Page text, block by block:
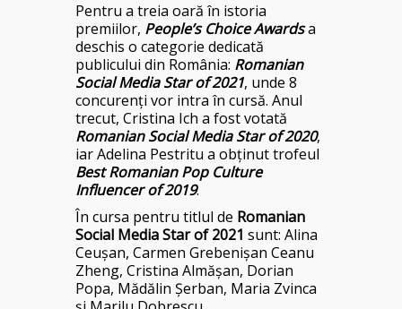
Pentru a treia oară în istoria
premiilor, People’s Choice Awardsa
deschis o categorie dedicată
publicului din România: Romanian
Social Media Star of 2021, unde 8
concurenți vor intra în cursă. Anul
trecut, Cristina Ich a fost votată
Romanian Social Media Star of 2020,
iar Adelina Pestritu a obținut trofeul
Best Romanian Pop Culture
Influencer of 2019.
În cursa pentru titlul de Romanian
Social Media Star of 2021 sunt: Alina
Ceușan, Carmen Grebenișan Ceanu
Zheng, Cristina Almășan, Dorian
Popa, Mădălin Șerban, Maria Zvinca